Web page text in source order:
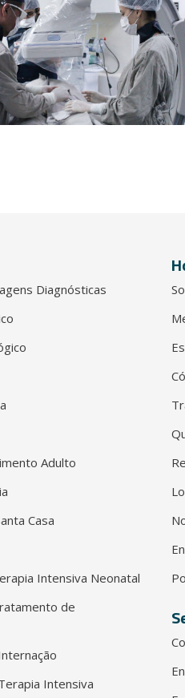
Diagnósticas
Adulto
Casa
Intensiva Neonatal
de
Intensiva